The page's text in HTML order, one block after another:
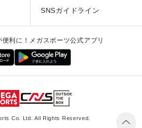
SNSガイドライン
便利に！メガスポーツ公式アプリ
Co. Ltd. All Rights Reserved.